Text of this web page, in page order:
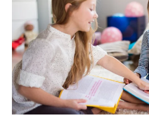
幾
歲
開
始
學
英